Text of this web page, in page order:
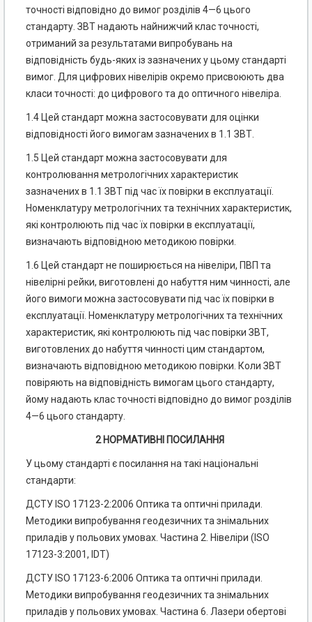
точності відповідно до вимог розділів 4—6 цього
стандарту. ЗВТ надають найнижчий клас точності,
отриманий за результатами випробувань на
відповідність будь-яких із зазначених у цьому стандарті
вимог. Для цифрових нівелірів окремо присвоюють два
класи точності: до цифрового та до оптичного нівеліра.
1.4 Цей стандарт можна застосовувати для оцінки
відповідності його вимогам зазначених в 1.1 ЗВТ.
1.5 Цей стандарт можна застосовувати для
контролювання метрологічних характеристик
зазначених в 1.1 ЗВТ під час їх повірки в експлуатації.
Номенклатуру метрологічних та технічних характеристик,
які контролюють під час їх повірки в експлуатації,
визначають відповідною методикою повірки.
1.6 Цей стандарт не поширюється на нівеліри, ПВП та
нівелірні рейки, виготовлені до набуття ним чинності, але
його вимоги можна застосовувати під час їх повірки в
експлуатації. Номенклатуру метрологічних та технічних
характеристик, які контролюють під час повірки ЗВТ,
виготовлених до набуття чинності цим стандартом,
визначають відповідною методикою повірки. Коли ЗВТ
повіряють на відповідність вимогам цього стандарту,
йому надають клас точності відповідно до вимог розділів
4—6 цього стандарту.
2 НОРМАТИВНІ ПОСИЛАННЯ
У цьому стандарті є посилання на такі національні
стандарти:
ДСТУ ISO 17123-2:2006 Оптика та оптичні прилади.
Методики випробування геодезичних та знімальних
приладів у польових умовах. Частина 2. Нівеліри (ISO
17123-3:2001, IDT)
ДСТУ ISO 17123-6:2006 Оптика та оптичні прилади.
Методики випробування геодезичних та знімальних
приладів у польових умовах. Частина 6. Лазери обертові